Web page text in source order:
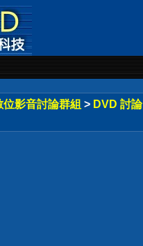
位影音討論群組 > DVD 討